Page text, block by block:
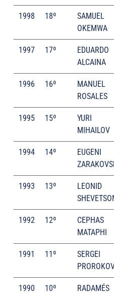
1998 18º
SAMUEL
OKEMWA
1997 17º
EDUARDO
ALCAINA
1996 16º
MANUEL
ROSALES
1995 15º
YURI
MIHAILOV
1994 14º
EUGENI
1993 13º
LEONID
1992 12º
CEPHAS
MATAPHI
1991 11º
SERGEI
1990 10º
RADAMÉS